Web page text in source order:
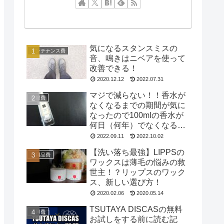
メンテナンス費
気になるスタンスミスの
音、鳴きはニベアを使って
改善できる！
2020.12.12 2022.07.31
被服費
マジで減らない！！香水が
なくなるまでの期間が気に
なったので100mlの香水が
何日（何年）でなくなるの
か試してみた
2022.09.11 2022.10.02
日用品費
【洗い落ち最強】LIPPSの
ワックスは薄毛の悩みの救
世主！？リップスのワック
ス、新しい選び方！
2020.02.06 2020.05.14
遊興費
TSUTAYA DISCASの無料
お試しをする前に読む記